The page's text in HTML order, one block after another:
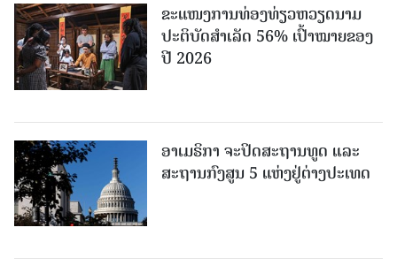
ຂະ​ແໜງ​ການ​ທ່ອງ​ທ່ຽວຫວຽດນາມ ​
ປະ​ຕິ​ບັດ​ສຳ​ເລັດ 56% ເປົ້າ​ໝາຍຂອງ
ປີ 2026
ອາເມຣິກາ ຈະປິດສະຖານທູດ ແ​ລະ
ສະຖານກົງສູນ 5 ແຫ່ງ​ຢູ່​ຕ່າງ​ປະ​ເທດ